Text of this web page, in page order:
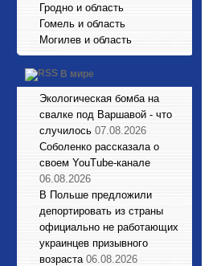
Гродно и область
Гомель и область
Могилев и область
В мире
Экологическая бомба на
свалке под Варшавой - что
случилось 07.08.2026
Соболенко рассказала о
своем YouTube-канале
06.08.2026
В Польше предложили
депортировать из страны
официально не работающих
украинцев призывного
возраста 06.08.2026